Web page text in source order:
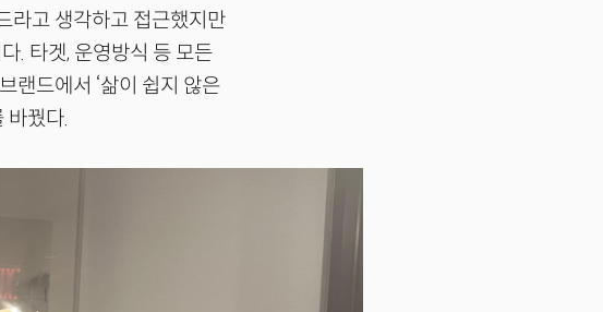
라고 생각하고 접근했지만
. 타겟, 운영방식 등 모든
랜드에서 ‘삶이 쉽지 않은
바꿨다.